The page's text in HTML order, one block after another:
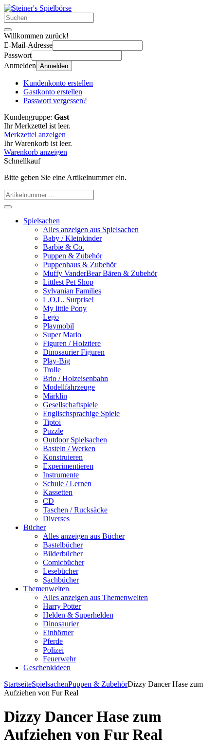
Willkommen zurück!
E-Mail-Adresse
Passwort
Anmelden Anmelden
Kundenkonto erstellen
Gastkonto erstellen
Passwort vergessen?
Kundengruppe: Gast
Ihr Merkzettel ist leer.
Merkzettel anzeigen
Ihr Warenkorb ist leer.
Warenkorb anzeigen
Schnellkauf
Bitte geben Sie eine Artikelnummer ein.
Spielsachen
Alles anzeigen aus Spielsachen
Baby / Kleinkinder
Barbie & Co.
Puppen & Zubehör
Puppenhaus & Zubehör
Muffy VanderBear Bären & Zubehör
Littlest Pet Shop
Sylvanian Families
L.O.L. Surprise!
My little Pony
Lego
Playmobil
Super Mario
Figuren / Holztiere
Dinosaurier Figuren
Play-Big
Trolle
Brio / Holzeisenbahn
Modellfahrzeuge
Märklin
Gesellschaftspiele
Englischsprachige Spiele
Tiptoi
Puzzle
Outdoor Spielsachen
Basteln / Werken
Konstruieren
Experimentieren
Instrumente
Schule / Lernen
Kassetten
CD
Taschen / Rucksäcke
Diverses
Bücher
Alles anzeigen aus Bücher
Bastelbücher
Bilderbücher
Comicbücher
Lesebücher
Sachbücher
Themenwelten
Alles anzeigen aus Themenwelten
Harry Potter
Helden & Superhelden
Dinosaurier
Einhörner
Pferde
Polizei
Feuerwehr
Geschenkideen
StartseiteSpielsachenPuppen & ZubehörDizzy Dancer Hase zum
Aufziehen von Fur Real
Dizzy Dancer Hase zum
Aufziehen von Fur Real